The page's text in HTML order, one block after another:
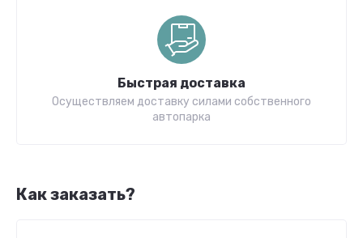
Быстрая доставка
Осуществляем доставку силами собственного
автопарка
Как заказать?